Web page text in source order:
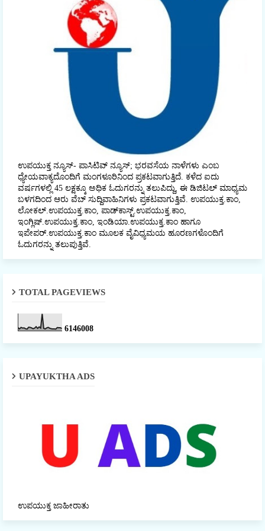
ಉಪಯುಕ್ತ ನ್ಯೂಸ್- ಪಾಸಿಟಿವ್ ನ್ಯೂಸ್; ಭರವಸೆಯ ನಾಳೆಗಳು ಎಂಬ
ಧ್ಯೇಯವಾಕ್ಯದೊಂದಿಗೆ ಮಂಗಳೂರಿನಿಂದ ಪ್ರಕಟವಾಗುತ್ತಿದೆ. ಕಳೆದ ಐದು
ವರ್ಷಗಳಲ್ಲಿ 45 ಲಕ್ಷಕ್ಕೂ ಅಧಿಕ ಓದುಗರನ್ನು ತಲುಪಿದ್ದು, ಈ ಡಿಜಿಟಲ್‌ ಮಾಧ್ಯಮ
ಬಳಗದಿಂದ ಆರು ವೆಬ್ ಸುದ್ದಿವಾಹಿನಿಗಳು ಪ್ರಕಟವಾಗುತ್ತಿವೆ. ಉಪಯುಕ್ತ.ಕಾಂ,
ಲೋಕಲ್‌.ಉಪಯುಕ್ತ.ಕಾಂ, ಪಾಡ್‌ಕಾಸ್ಟ್‌.ಉಪಯುಕ್ತ.ಕಾಂ,
ಇಂಗ್ಲಿಷ್.ಉಪಯುಕ್ತ.ಕಾಂ, ಇಂಡಿಯಾ.ಉಪಯುಕ್ತ.ಕಾಂ ಹಾಗೂ
ಇಪೇಪರ್‌.ಉಪಯುಕ್ತ.ಕಾಂ ಮೂಲಕ ವೈವಿಧ್ಯಮಯ ಹೂರಣಗಳೊಂದಿಗೆ
ಓದುಗರನ್ನು ತಲುಪುತ್ತಿವೆ.
TOTAL PAGEVIEWS
6146008
UPAYUKTHA ADS
ಉಪಯುಕ್ತ ಜಾಹೀರಾತು